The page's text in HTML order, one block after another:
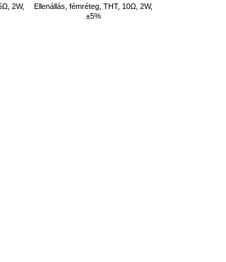
2W,
Ellenállás, fémréteg, THT, 10Ω, 2W,
±5%